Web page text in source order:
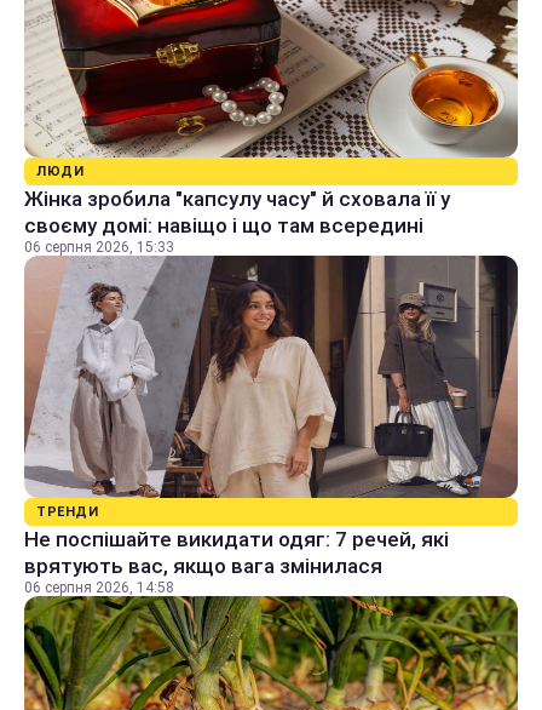
ЛЮДИ
Жінка зробила "капсулу часу" й сховала її у
своєму домі: навіщо і що там всередині
06 серпня 2026, 15:33
ТРЕНДИ
Не поспішайте викидати одяг: 7 речей, які
врятують вас, якщо вага змінилася
06 серпня 2026, 14:58